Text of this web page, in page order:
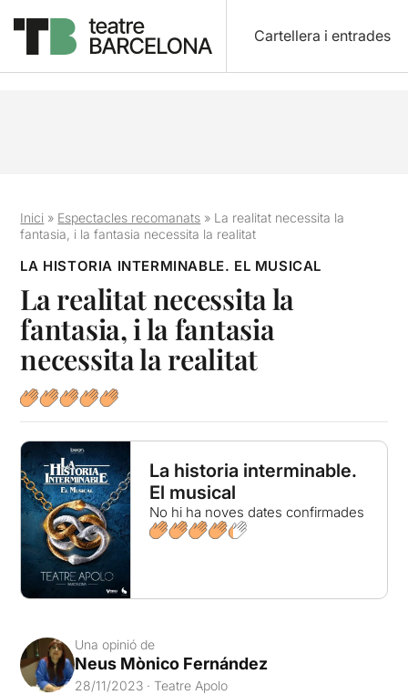
Cartellera i entrades
Inici » Espectacles recomanats » La realitat necessita la
fantasia, i la fantasia necessita la realitat
LA HISTORIA INTERMINABLE. EL MUSICAL
La realitat necessita la
fantasia, i la fantasia
necessita la realitat
La historia interminable.
El musical
No hi ha noves dates confirmades
Una opinió de
Neus Mònico Fernández
28/11/2023 · Teatre Apolo